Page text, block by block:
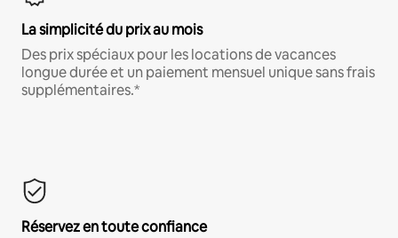
La simplicité du prix au mois
Des prix spéciaux pour les locations de vacances
longue durée et un paiement mensuel unique sans frais
supplémentaires.*
Réservez en toute confiance